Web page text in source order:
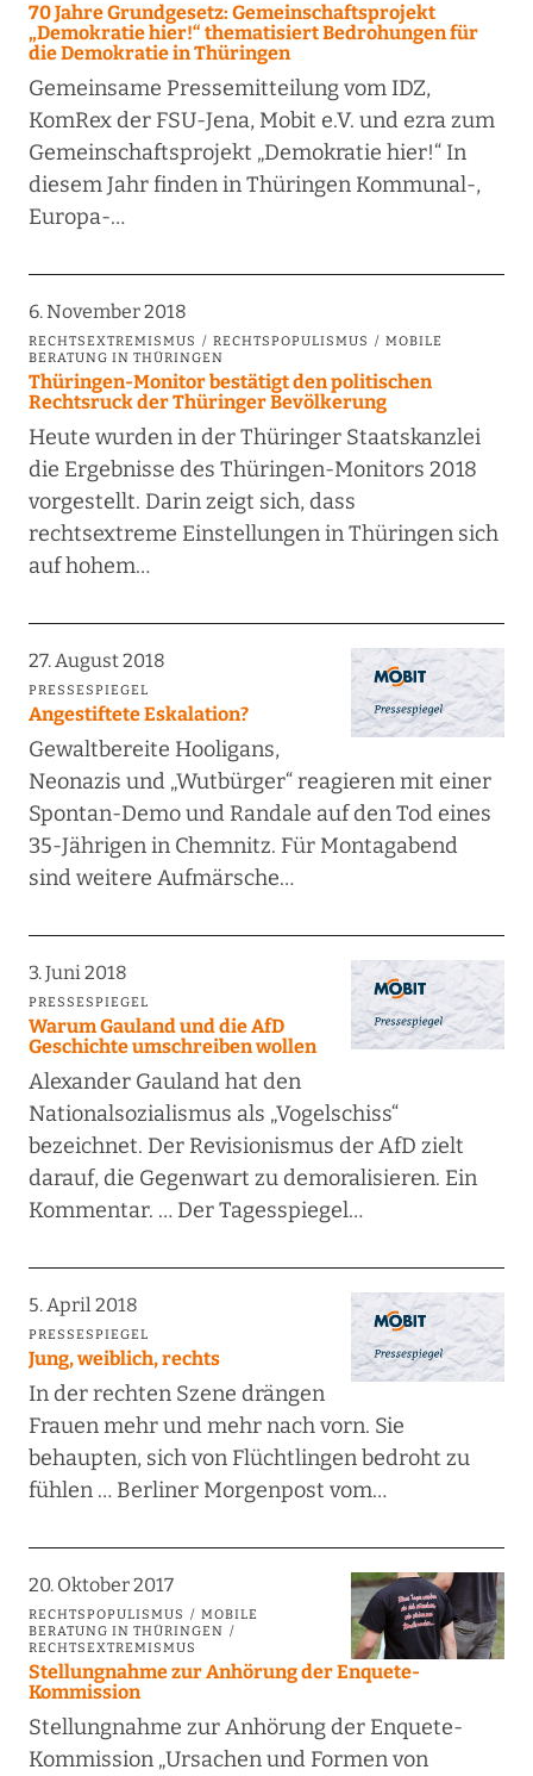
70 Jahre Grundgesetz: Gemeinschaftsprojekt
„Demokratie hier!“ thematisiert Bedrohungen für
die Demokratie in Thüringen
Gemeinsame Pressemitteilung vom IDZ,
KomRex der FSU-Jena, Mobit e.V. und ezra zum
Gemeinschaftsprojekt „Demokratie hier!“ In
diesem Jahr finden in Thüringen Kommunal-,
Europa-…
6. November 2018
RECHTSEXTREMISMUS RECHTSPOPULISMUS
MOBILE
BERATUNG IN THÜRINGEN
Thüringen-Monitor bestätigt den politischen
Rechtsruck der Thüringer Bevölkerung
Heute wurden in der Thüringer Staatskanzlei
die Ergebnisse des Thüringen-Monitors 2018
vorgestellt. Darin zeigt sich, dass
rechtsextreme Einstellungen in Thüringen sich
auf hohem…
27. August 2018
PRESSESPIEGEL
Angestiftete Eskalation?
Gewaltbereite Hooligans,
Neonazis und „Wutbürger“ reagieren mit einer
Spontan-Demo und Randale auf den Tod eines
35-Jährigen in Chemnitz. Für Montagabend
sind weitere Aufmärsche…
3. Juni 2018
PRESSESPIEGEL
Warum Gauland und die AfD
Geschichte umschreiben wollen
Alexander Gauland hat den
Nationalsozialismus als „Vogelschiss“
bezeichnet. Der Revisionismus der AfD zielt
darauf, die Gegenwart zu demoralisieren. Ein
Kommentar. … Der Tagesspiegel…
5. April 2018
PRESSESPIEGEL
Jung, weiblich, rechts
In der rechten Szene drängen
Frauen mehr und mehr nach vorn. Sie
behaupten, sich von Flüchtlingen bedroht zu
fühlen … Berliner Morgenpost vom…
20. Oktober 2017
RECHTSPOPULISMUS
MOBILE
BERATUNG IN THÜRINGEN
RECHTSEXTREMISMUS
Stellungnahme zur Anhörung der Enquete-
Kommission
Stellungnahme zur Anhörung der Enquete-
Kommission „Ursachen und Formen von